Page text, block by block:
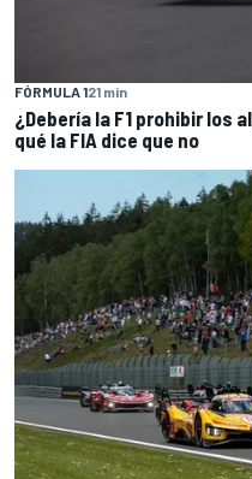
FÓRMULA 121 min
¿Debería la F1 prohibir los
qué la FIA dice que no